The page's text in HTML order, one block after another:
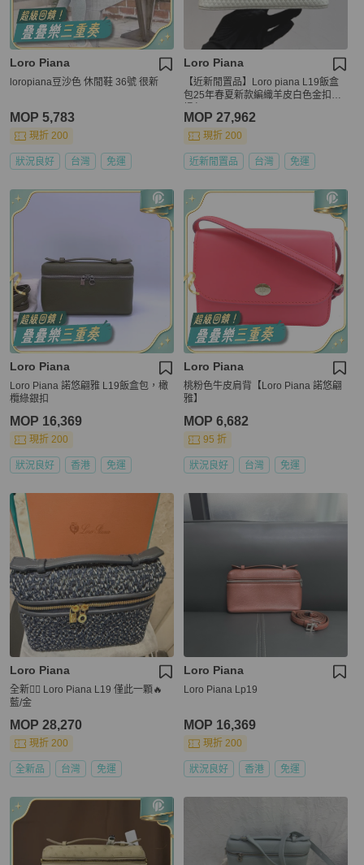
Loro Piana
loropiana豆沙色 休閒鞋 36號 很新
MOP 5,783
現折 200
狀況良好 台灣 免運
Loro Piana
【近新閒置品】Loro piana L19飯盒
包25年春夏新款編織羊皮白色金扣手
MOP 27,962
現折 200
近新閒置品 台灣 免運
Loro Piana
Loro Piana 諾悠翩雅 L19飯盒包，橄
欖綠銀扣
MOP 16,369
現折 200
狀況良好 香港 免運
Loro Piana
桃粉色牛皮肩背【Loro Piana 諾悠翩
雅】
MOP 6,682
95 折
狀況良好 台灣 免運
Loro Piana
全新👍🏻 Loro Piana L19 僅此一顆🔥
藍/金
MOP 28,270
現折 200
全新品 台灣 免運
Loro Piana
Loro Piana Lp19
MOP 16,369
現折 200
狀況良好 香港 免運